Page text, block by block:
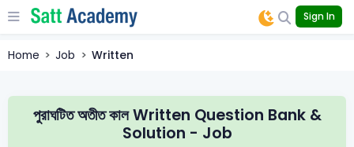
Sign In
Home Job Written
পুরাঘটিত অতীত কাল Written Question Bank &
Solution - Job